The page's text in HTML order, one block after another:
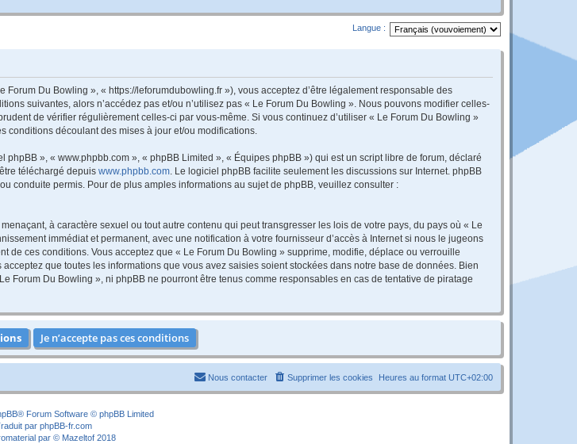
Langue :
Du Bowling », « https://leforumdubowling.fr »), vous acceptez d’être légalement responsable des
suivantes, alors n’accédez pas et/ou n’utilisez pas « Le Forum Du Bowling ». Nous pouvons modifier celles-
de vérifier régulièrement celles-ci par vous-même. Si vous continuez d’utiliser « Le Forum Du Bowling »
conditions découlant des mises à jour et/ou modifications.
», « www.phpbb.com », « phpBB Limited », « Équipes phpBB ») qui est un script libre de forum, déclaré
téléchargé depuis www.phpbb.com. Le logiciel phpBB facilite seulement les discussions sur Internet. phpBB
conduite permis. Pour de plus amples informations au sujet de phpBB, veuillez consulter :
à caractère sexuel ou tout autre contenu qui peut transgresser les lois de votre pays, du pays où « Le
immédiat et permanent, avec une notification à votre fournisseur d’accès à Internet si nous le jugeons
ces conditions. Vous acceptez que « Le Forum Du Bowling » supprime, modifie, déplace ou verrouille
que toutes les informations que vous avez saisies soient stockées dans notre base de données. Bien
Forum Du Bowling », ni phpBB ne pourront être tenus comme responsables en cas de tentative de piratage
Heures au format UTC+02:00
Supprimer les cookies
Nous contacter
® Forum Software © phpBB Limited
par phpBB-fr.com
par © Mazeltof 2018